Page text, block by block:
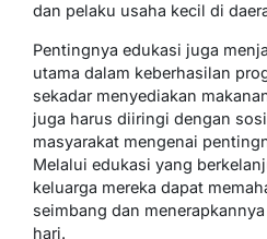
dan pelaku usaha kecil di
Pentingnya edukasi juga
utama dalam keberhasilan
sekadar menyediakan
juga harus diiringi dengan
masyarakat mengenai
Melalui edukasi yang
keluarga mereka dapat
seimbang dan
hari.